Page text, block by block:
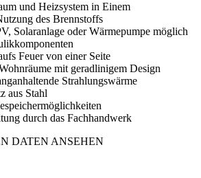
und Heizsystem in Einem
des Brennstoffs
Solaranlage oder Wärmepumpe möglich
Feuer von einer Seite
mit geradlinigem Design
Strahlungswärme
aus Stahl
durch das Fachhandwerk
DATEN ANSEHEN